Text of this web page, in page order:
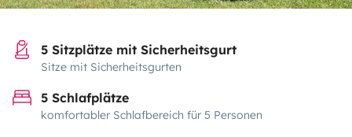
5 Sitzplätze mit Sicherheitsgurt
Sitze mit Sicherheitsgurten
5 Schlafplätze
komfortabler Schlafbereich für 5 Personen